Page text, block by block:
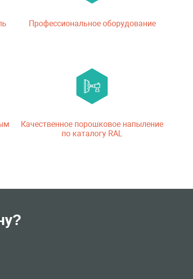
Профессиональное оборудование
Качественное порошковое напыление
по каталогу RAL